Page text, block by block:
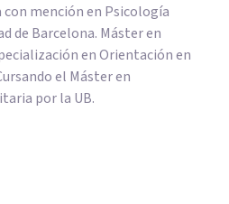
mención en Psicología
de Barcelona. Máster en
en Orientación en
el Máster en
por la UB.